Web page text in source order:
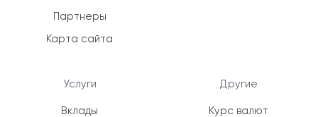
Партнеры
Карта сайта
Услуги
Вклады
Другие
Курс валют